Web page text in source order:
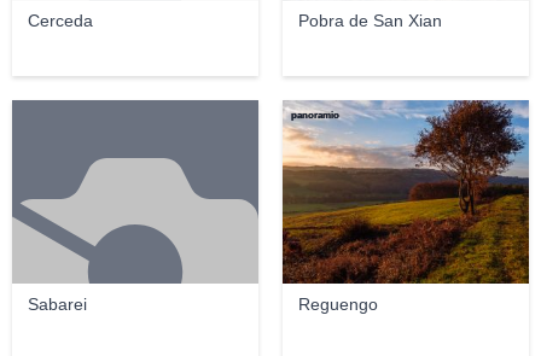
Cerceda Pobra de San Xian
Sabarei Reguengo
panoramio